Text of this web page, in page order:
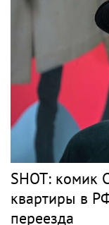
SHOT: комик
квартиры в
переезда